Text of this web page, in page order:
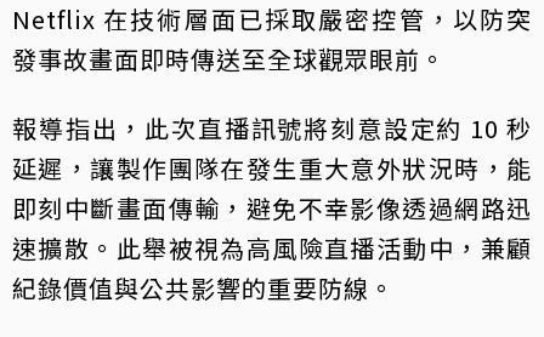
Netflix 在技術層面已採取嚴密控管，以防突
發事故畫面即時傳送至全球觀眾眼前。
報導指出，此次直播訊號將刻意設定約 10 秒
延遲，讓製作團隊在發生重大意外狀況時，能
即刻中斷畫面傳輸，避免不幸影像透過網路迅
速擴散。此舉被視為高風險直播活動中，兼顧
紀錄價值與公共影響的重要防線。